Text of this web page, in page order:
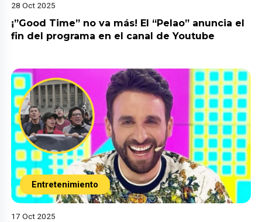
28 Oct 2025
¡”Good Time” no va más! El “Pelao” anuncia el
fin del programa en el canal de Youtube
Entretenimiento
17 Oct 2025